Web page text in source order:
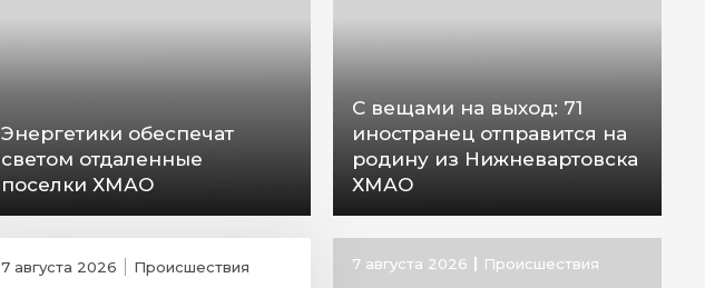
Энергетики обеспечат
светом отдаленные
поселки ХМАО
С вещами на выход: 71
иностранец отправится на
родину из Нижневартовска
ХМАО
7 августа 2026 Происшествия 7 августа 2026 Происшествия